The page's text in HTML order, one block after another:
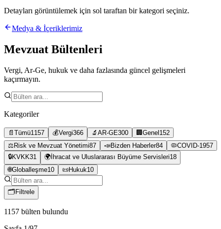
Detayları görüntülemek için sol taraftan bir kategori seçiniz.
Medya & İçeriklerimiz
Mevzuat Bültenleri
Vergi, Ar-Ge, hukuk ve daha fazlasında güncel gelişmeleri
kaçırmayın.
Kategoriler
📄 Tümü1157 💰Vergi366 🔬 AR-GE300 🏢 Genel 152
⚖️ Risk ve Mevzuat Yönetimi87 📣Bizden Haberler84 🦠COVID-1957
🔒KVKK31 🌍 İhracat ve Uluslararası Büyüme Servisleri18
🌐Globalleşme10 📜Hukuk10
🗂 Filtrele
1157 bülten bulundu